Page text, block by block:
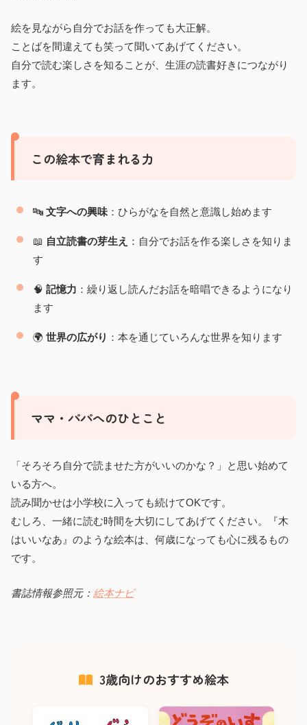
絵を見ながら自分でお話を作っても大正解。
ことばを間違えても笑って聞いてあげてください。
自分で読む楽しさを知ることが、生涯の読書好きにつながり
ます。
この絵本で育まれる力
🔤 文字への興味 ：ひらがなを自然と意識し始めます
📖 自立読書の芽生え ：自分でお話を作る楽しさを知りま
す
🧠 記憶力 ：繰り返し読んだお話を暗唱できるようになり
ます
🌍 世界の広がり ：本を通じていろんな世界を知ります
ママ・パパへのひとこと
「そろそろ自分で読ませた方がいいのかな？」と思い始めて
いる方へ。
読み聞かせは小学校に入っても続けてOKです。
むしろ、一緒に読む時間を大切にしてあげてください。『木
はいいなあ』のような絵本は、何歳になっても心に残るもの
です。
書誌情報参照元： 絵本ナビ
3歳向けのおすすめ絵本